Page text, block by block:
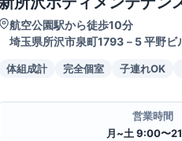
航空公園駅から徒歩10分
埼玉県所沢市泉町1793－5 平野ビ
体組成計 完全個室 子連れOK
営業時間
月~土 9:00〜